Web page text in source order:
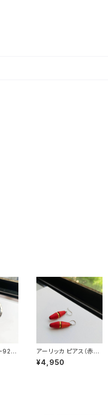
925
アーリッカ ピアス（赤・
三角柱）
¥4,950